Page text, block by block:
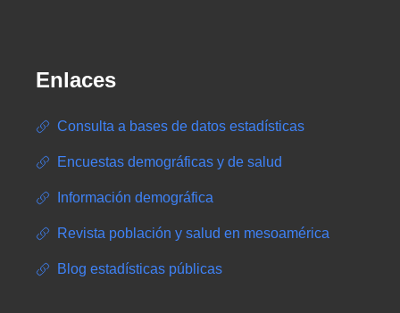
Enlaces
Consulta a bases de datos estadísticas
Encuestas demográficas y de salud
Información demográfica
Revista población y salud en mesoamérica
Blog estadísticas públicas